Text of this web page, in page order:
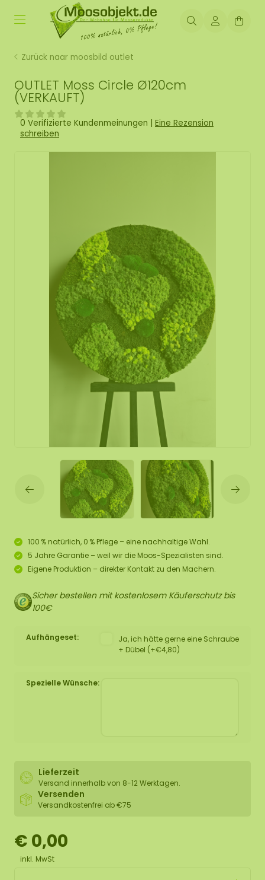
Zurück naar moosbild outlet
OUTLET Moss Circle Ø120cm
(VERKAUFT)
0 Verifizierte Kundenmeinungen | Eine Rezension
schreiben
100 % natürlich, 0 % Pflege – eine nachhaltige Wahl.
5 Jahre Garantie – weil wir die Moos-Spezialisten sind.
Eigene Produktion – direkter Kontakt zu den Machern.
Sicher bestellen mit kostenlosem Käuferschutz bis
100€
Aufhängeset:
Ja, ich hätte gerne eine Schraube
+ Dübel (+€4,80)
Spezielle Wünsche:
Lieferzeit
Versand innerhalb von 8-12 Werktagen.
Versenden
Versandkostenfrei ab €75
€ 0,00
inkl. MwSt